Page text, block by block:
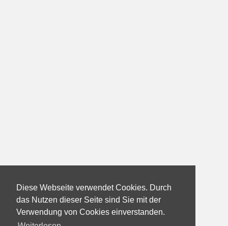
Diese Webseite verwendet Cookies. Durch
das Nutzen dieser Seite sind Sie mit der
Verwendung von Cookies einverstanden.